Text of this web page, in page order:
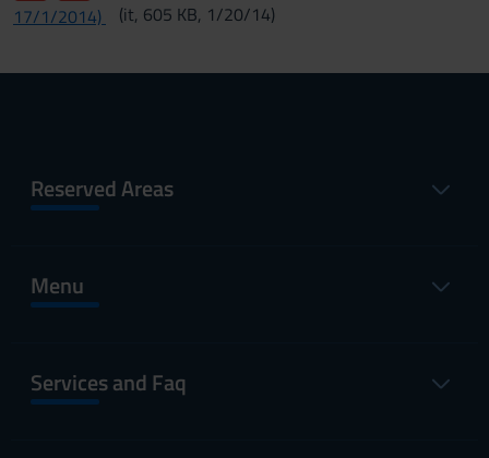
17/1/2014)
(it, 605 KB, 1/20/14)
Reserved Areas
Menu
Services and Faq